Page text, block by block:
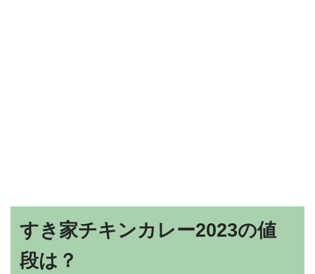
すき家チキンカレー2023の値
段は？